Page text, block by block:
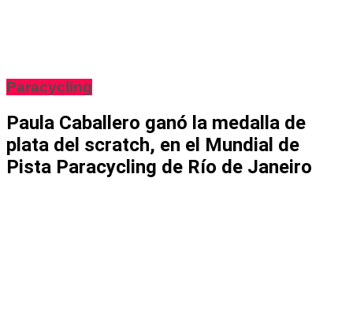
Paracycling
Paula Caballero ganó la medalla de
plata del scratch, en el Mundial de
Pista Paracycling de Río de Janeiro